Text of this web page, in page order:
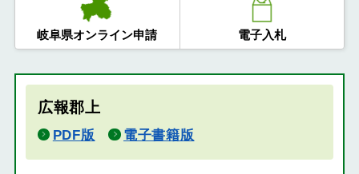
岐阜県オンライン申請 電子入札
広報郡上
PDF版 電子書籍版